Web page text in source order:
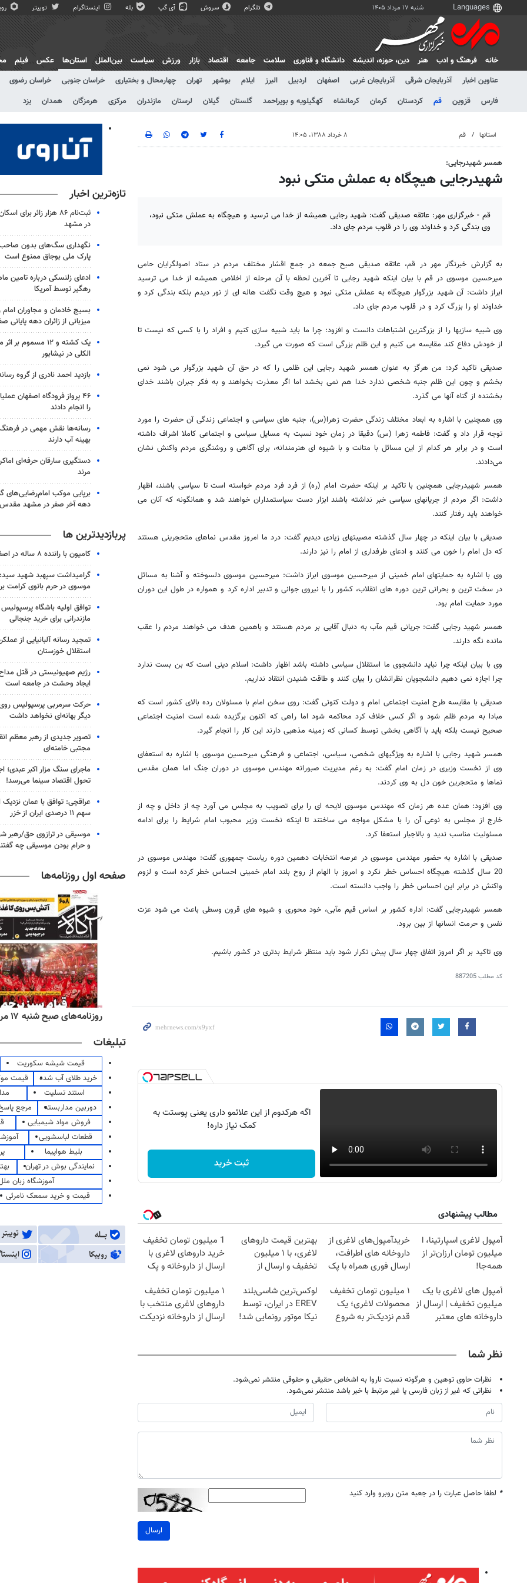
شنبه ۱۷ مرداد ۱۴۰۵ تلگرام سروش آی گپ بله اینستاگرام توییتر
خانه فرهنگ و ادب هنر دين، حوزه، انديشه دانشگاه و فناوری سلامت جامعه اقتصاد بازار ورزش سیاست بین‌الملل
استان‌ها
عناوین اخبار
آذربایجان شرقی آذربایجان غربی اصفهان اردبیل البرز ایلام بوشهر تهران چهارمحال و بختیاری خراسان جنوبی خراسان رضوی
فارس
قزوین قم کردستان کرمان کرمانشاه کهگیلویه و بویراحمد گلستان گیلان لرستان مازندران مرکزی هرمزگان همدان یزد
عکس فیلم
استانها قم ۸ خرداد ۱۳۸۸، ۱۴:۰۵
همسر شهیدرجایی:
شهیدرجایی هیچگاه به عملش متکی نبود
قم - خبرگزاری مهر:‌ عاتقه صدیقی گفت: شهید رجایی همیشه از خدا می ترسید و هیچگاه به عملش متکی نبود،
وی بندگی کرد و خداوند وی را در قلوب مردم جای داد.
به گزارش خبرنگار مهر در قم، عاتقه صدیقی صبح جمعه در جمع اقشار مختلف مردم در ستاد اصولگرایان حامی
میرحسین موسوی در قم با بیان اینکه شهید رجایی تا آخرین لحظه با آن مرحله از اخلاص همیشه از خدا می ترسید
ابراز داشت: آن شهید بزرگوار هیچگاه به عملش متکی نبود و هیچ وقت نگفت هاله ای از نور دیدم بلکه بندگی کرد و
خداوند او را بزرگ کرد و در قلوب مردم جای داد.
وی شبیه سازیها را از بزرگترین اشتباهات دانست و افزود: چرا ما باید شبیه سازی کنیم و افراد را با کسی که نیست تا
از خودش دفاع کند مقایسه می کنیم و این ظلم بزرگی است که صورت می گیرد.
صدیقی تاکید کرد: من هرگز به عنوان همسر شهید رجایی این ظلمی را که در حق آن شهید بزرگوار می شود نمی
بخشم و چون این ظلم جنبه شخصی ندارد خدا هم نمی بخشد اما اگر معذرت بخواهند و به فکر جبران باشند خدای
بخشنده از گناه آنها می گذرد.
وی همچنین با اشاره به ابعاد مختلف زندگی حضرت زهرا(س)، جنبه های سیاسی و اجتماعی زندگی آن حضرت را مورد
توجه قرار داد و گفت: فاطمه زهرا (س) دقیقا در زمان خود نسبت به مسایل سیاسی و اجتماعی کاملا اشراف داشته
است و در برابر هر کدام از این مسائل با متانت و با شیوه ای هنرمندانه، برای آگاهی و روشنگری مردم واکنش نشان
می‌دادند.
همسر شهیدرجایی همچنین با تاکید بر اینکه حضرت امام (ره) از فرد فرد مردم خواسته است تا سیاسی باشند، اظهار
داشت: اگر مردم از جریانهای سیاسی خبر نداشته باشند ابزار دست سیاستمداران خواهند شد و همانگونه که آنان می
خواهند باید رفتار کنند.
صدیقی با بیان اینکه در چهار سال گذشته مصیبتهای زیادی دیدیم گفت: درد ما امروز مقدس نماهای متحجرینی هستند
که دل امام را خون می کنند و ادعای طرفداری از امام را نیز دارند.
وی با اشاره به حمایتهای امام خمینی از میرحسین موسوی ابراز داشت: میرحسین موسوی دلسوخته و آشنا به مسائل
در سخت ترین و بحرانی ترین دوره های انقلاب، کشور را با نیروی جوانی و تدبیر اداره کرد و همواره در طول این دوران
مورد حمایت امام بود.
همسر شهید رجایی گفت: جریانی قیم مآب به دنبال آقایی بر مردم هستند و باهمین هدف می خواهند مردم را عقب
مانده نگه دارند.
وی با بیان اینکه چرا نباید دانشجوی ما استقلال سیاسی داشته باشد اظهار داشت: اسلام دینی است که بن بست ندارد
چرا اجازه نمی دهیم دانشجویان نظراتشان را بیان کنند و طاقت شنیدن انتقاد نداریم.
صدیقی با مقایسه طرح امنیت اجتماعی امام و دولت کنونی گفت: روی سخن امام با مسئولان رده بالای کشور است که
مبادا به مردم ظلم شود و اگر کسی خلاف کرد محاکمه شود اما راهی که اکنون برگزیده شده است امنیت اجتماعی
صحیح نیست بلکه باید با آگاهی بخشی توسط کسانی که زمینه مذهبی دارند این کار را انجام گیرد.
همسر شهید رجایی با اشاره به ویژگیهای شخصی، سیاسی، اجتماعی و فرهنگی میرحسین موسوی با اشاره به استعفای
وی از نخست وزیری در زمان امام گفت: به رغم مدیریت صبورانه مهندس موسوی در دوران جنگ اما همان مقدس
نماها و متحجرین خون دل به وی کردند.
وی افزود: همان عده هر زمان که مهندس موسوی لایحه ای را برای تصویب به مجلس می آورد چه از داخل و چه از
خارج از مجلس به نوعی آن را با مشکل مواجه می ساختند تا اینکه نخست وزیر محبوب امام شرایط را برای ادامه
مسئولیت مناسب ندید و بالاجبار استعفا کرد.
صدیقی با اشاره به حضور مهندس موسوی در عرصه انتخابات دهمین دوره ریاست جمهوری گفت: مهندس موسوی در
20 سال گذشته هیچگاه احساس خطر نکرد و امروز با الهام از روح بلند امام خمینی احساس خطر کرده است و لزوم
واکنش در برابر این احساس خطر را واجب دانسته است.
همسر شهیدرجایی گفت: اداره کشور بر اساس قیم مآبی، خود محوری و شیوه های قرون وسطی باعث می شود عزت
نفس و حرمت انسانها از بین برود.
وی تاکید بر اگر امروز اتفاق چهار سال پیش تکرار شود باید منتظر شرایط بدتری در کشور باشیم.
کد مطلب887205
اگه هرکدوم از این علائمو داری یعنی پوستت به
کمک نیاز داره!
ثبت خرید
مطالب پیشنهادی
آمپول لاغری اسپارتینا، ا
میلیون تومان ارزان‌تر از
همه‌جا!
خریدآمپول‌های لاغری از
داروخانه های اطرافت،
ارسال فوری همراه با پک
بهترین قیمت داروهای
لاغری، با ۱ میلیون
تخفیف و ارسال از
1 میلیون تومان تخفیف
خرید داروهای لاغری با
ارسال از داروخانه و پک
آمپول های لاغری با یک
میلیون تخفیف | ارسال از
داروخانه های معتبر
۱ میلیون تومان تخفیف
محصولات لاغری؛ یک
قدم نزدیک‌تر به شروع
لوکس‌ترین شاسی‌بلند
EREV در ایران، توسط
نیکا موتور رونمایی شد!
۱ میلیون تومان تخفیف
داروهای لاغری منتخب با
ارسال از داروخانه نزدیکت
نظر شما
نظرات حاوی توهین و هرگونه نسبت ناروا به اشخاص حقیقی و حقوقی منتشر نمی‌شود.
نظراتی که غیر از زبان فارسی یا غیر مرتبط با خبر باشد منتشر نمی‌شود.
* لطفا حاصل عبارت را در جعبه متن روبرو وارد کنید
ارسال
تازه‌ترین اخبار
ثبت‌نام ۸۶ هزار زائر
در مشهد
نگهداری سگ‌های بدون
پارک ملی بوجاق ممنوع است
ادعای زلنسکی درباره تامین
رهگیر توسط آمریکا
بسیج خادمان و مجاوران امام
میزبانی از زائران دهه پایانی
یک کشته و ۱۲ مسموم
الکلی در نیشابور
بازدید احمد نادری از گروه
۴۶ پرواز فرودگاه اصفهان
را انجام دادند
رسانه‌ها نقش مهمی در
بهینه آب دارند
دستگیری سارقان حرفه‌ای
مرند
برپایی موکب امام‌رضایی‌های
دهه آخر صفر در مشهد مقدس
پربازدیدترین ها
کامیون با راننده ۸ ساله در اصفهان توقیف شد
گرامیداشت سپهبد شهید
موسوی در حرم بانوی کرامت
توافق اولیه باشگاه
مازندرانی برای خرید جنجالی
تمجید رسانه آلبانیایی از
استقلال خوزستان
رژیم صهیونیستی در قتل
ایجاد وحشت در جامعه است
حرکت سرمربی پرسپولیس روی
دیگر بهانه‌ای نخواهد داشت
تصویر جدیدی از رهبر معظم
مجتبی خامنه‌ای
ماجرای سنگ مزار اکبر عبدی؛
تحول اقتصاد سینما می‌رسد!
عراقچی: توافق با عمان
سهم ۱۱ درصدی ایران از خزر
موسیقی در ترازوی حق/رهبر
و حرام بودن موسیقی چه
صفحه اول روزنامه‌ها
روزنامه‌های اقتصادی شنبه ۱۷ مرداد ۱۴۰۵ روزنامه‌های صبح شنبه ۱۷ مرداد ۱۴۰۵
تبلیغات
قیمت شیشه سکوریت
خرید طلای آب شده
قیمت
استند تسلیت
دوربین مداربسته
مرجع
فروش مواد شیمیایی
قطعات لباسشویی
بلیط هواپیما
نمایندگی بوش در تهران
آموزشگاه زبان
قیمت و خرید سمعک نامرئی